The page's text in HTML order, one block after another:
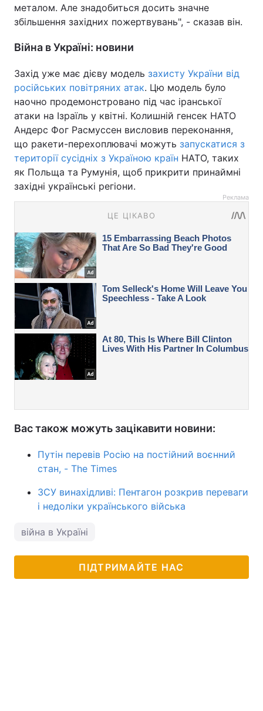
металом. Але знадобиться досить значне
збільшення західних пожертвувань", - сказав він.
Війна в Україні: новини
Захід уже має дієву модель захисту України від
російських повітряних атак. Цю модель було
наочно продемонстровано під час іранської
атаки на Ізраїль у квітні. Колишній генсек НАТО
Андерс Фог Расмуссен висловив переконання,
що ракети-перехоплювачі можуть запускатися з
території сусідніх з Україною країн НАТО, таких
як Польща та Румунія, щоб прикрити принаймні
західні українські регіони.
Реклама
Вас також можуть зацікавити новини:
Путін перевів Росію на постійний воєнний
стан, - The Times
ЗСУ винахідливі: Пентагон розкрив переваги
і недоліки українського війська
війна в Україні
ПІДТРИМАЙТЕ НАС